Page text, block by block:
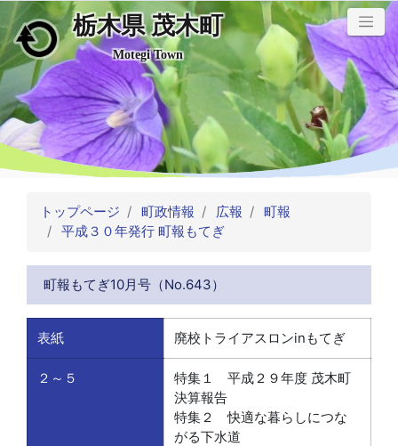
メインコンテンツにスキップ
栃木県 茂木町
Motegi Town
トップページ 町政情報 広報
町報
平成３０年発行 町報もてぎ
町報もてぎ10月号（No.643）
表紙 廃校トライアスロンinもてぎ
２～５
特集１ 平成２９年度 茂木町
決算報告
特集２ 快適な暮らしにつな
がる下水道